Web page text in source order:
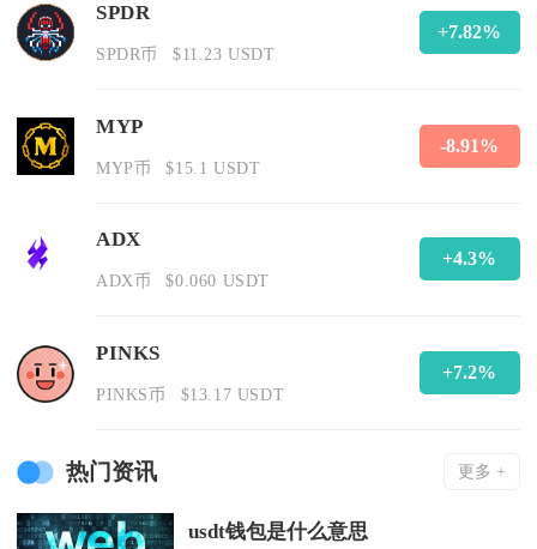
SPDR
SPDR币 $11.23 USDT
+7.82%
MYP
MYP币 $15.1 USDT
-8.91%
ADX
ADX币 $0.060 USDT
+4.3%
PINKS
PINKS币 $13.17 USDT
+7.2%
热门资讯 更多 +
usdt钱包是什么意思